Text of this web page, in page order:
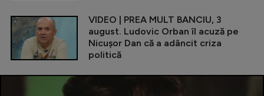
VIDEO | PREA MULT BANCIU, 3
august. Ludovic Orban îl acuză pe
Nicușor Dan că a adâncit criza
politică